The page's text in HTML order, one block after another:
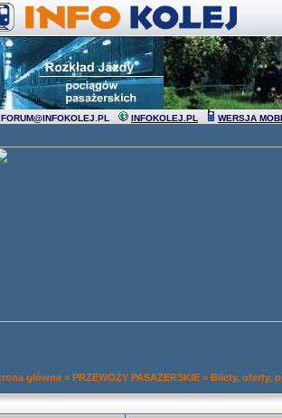
FORUM@INFOKOLEJ.PL INFOKOLEJ.PL WERSJA
główna » PRZEWOZY PASAŻERSKIE » Bilety, oferty,